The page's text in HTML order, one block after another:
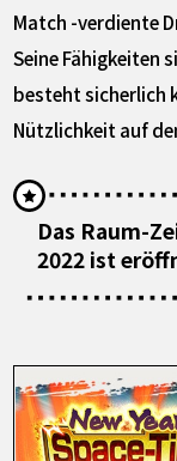
Match -verdiente
Seine Fähigkeiten
besteht sicherlich
Nützlichkeit auf
Das Raum-
2022 ist